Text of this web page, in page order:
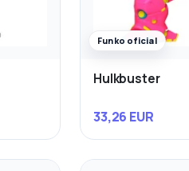
Funko oficial
Hulkbuster
33,26 EUR